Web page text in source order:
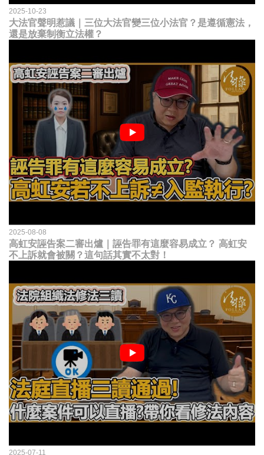
2025-10-23
大法官聲明惹議｜三位大法官變三位小法官？是遵循憲法，
還是放棄制衡立法權？
2025-08-08
高虹安誣告案二審出爐｜誣告罪有這麼容易成立？ 高虹安
不上訴就會被關？這句話其實不太對！
2025-07-11